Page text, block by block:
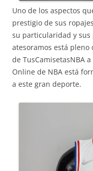
Uno de los aspectos
prestigio de sus
su particularidad y sus
atesoramos está pleno
de TusCamisetasNBA
Online de NBA está
a este gran deporte.